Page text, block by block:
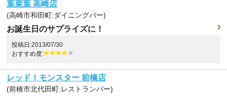
葉菜葉 高崎店
(高崎市和田町:ダイニングバー)
お誕生日のサプライズに！
投稿日:2013/07/30
おすすめ度:
レッド！モンスター 前橋店
(前橋市北代田町:レストランバー)